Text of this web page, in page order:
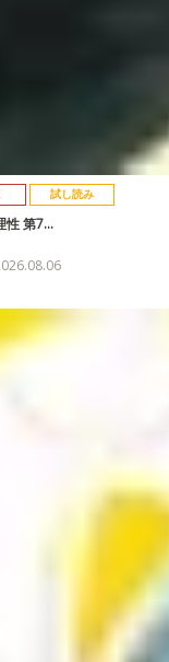
試し読み
性 第7…